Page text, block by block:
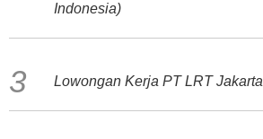
Indonesia)
Lowongan Kerja PT LRT Jakarta